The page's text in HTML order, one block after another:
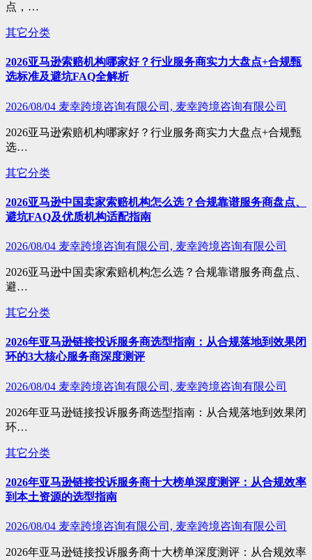
点，…
其它分类
2026亚马逊索赔机构哪家好？行业服务商实力大盘点+合规甄
选标准及避坑FAQ全解析
2026/08/04 麦幸跨境咨询有限公司, 麦幸跨境咨询有限公司
2026亚马逊索赔机构哪家好？行业服务商实力大盘点+合规甄
选…
其它分类
2026亚马逊中国卖家索赔机构怎么选？合规靠谱服务商盘点、
避坑FAQ及优质机构适配指南
2026/08/04 麦幸跨境咨询有限公司, 麦幸跨境咨询有限公司
2026亚马逊中国卖家索赔机构怎么选？合规靠谱服务商盘点、
避…
其它分类
2026年亚马逊链接投诉服务商选型指南：从合规落地到效果闭
环的3大核心服务商深度测评
2026/08/04 麦幸跨境咨询有限公司, 麦幸跨境咨询有限公司
2026年亚马逊链接投诉服务商选型指南：从合规落地到效果闭
环…
其它分类
2026年亚马逊链接投诉服务商十大榜单深度测评：从合规效率
到本土资源的选型指南
2026/08/04 麦幸跨境咨询有限公司, 麦幸跨境咨询有限公司
2026年亚马逊链接投诉服务商十大榜单深度测评：从合规效率